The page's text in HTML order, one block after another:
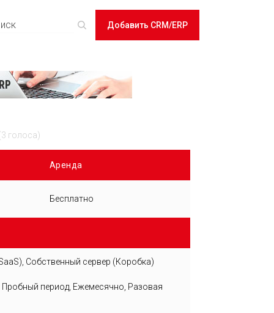
Добавить CRM/ERP
голоса)
Аренда
Бесплатно
Собственный сервер (Коробка)
Пробный период, Ежемесячно, Разовая